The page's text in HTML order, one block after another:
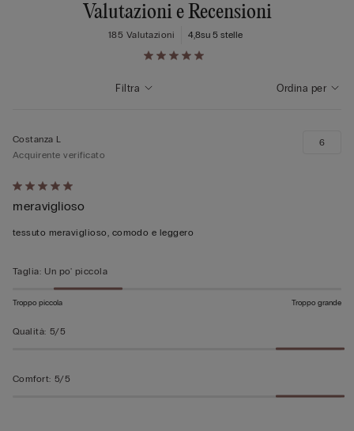
Valutazioni e Recensioni
4,8su 5 stelle
185 Valutazioni
Ordina per
Filtra
Valutato
5
su
Costanza L
Acquirente verificato
meraviglioso
tessuto meraviglioso, comodo e leggero
6
Taglia: Un po' piccola
Troppo piccola Troppo grande
Qualità: 5/5
Comfort: 5/5